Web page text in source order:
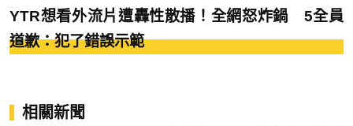
YTR想看外流片遭轟性散播！全網怒炸鍋 5全員
道歉：犯了錯誤示範
相關新聞